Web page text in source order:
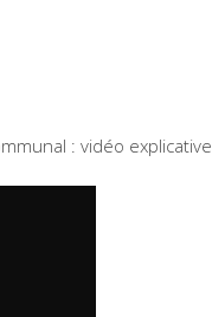
: vidéo explicative